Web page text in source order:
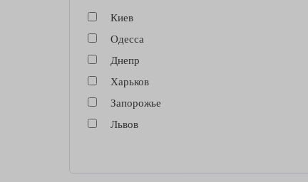
Киев
Одесса
Днепр
Харьков
Запорожье
Львов